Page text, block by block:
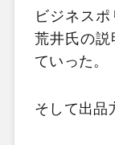
ビジネス
荒井氏の
ていった。
そして出品